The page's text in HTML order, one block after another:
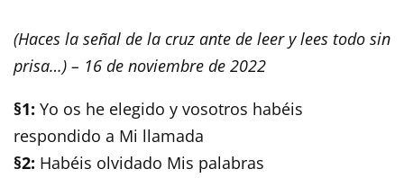
(Haces la señal de la cruz ante de leer y lees todo sin
prisa…) – 16 de noviembre de 2022
§1: Yo os he elegido y vosotros habéis
respondido a Mi llamada
§2: Habéis olvidado Mis palabras